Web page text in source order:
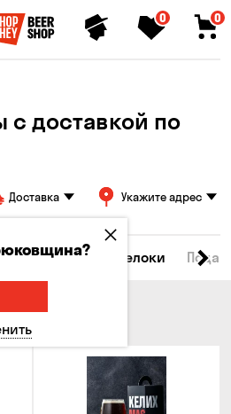
0 0
c доставкой по
Доставка Укажите адрес
и кружки Брелоки